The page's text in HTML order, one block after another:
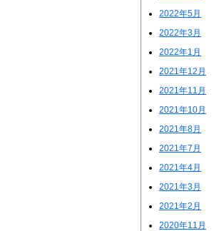
2022年5月
2022年3月
2022年1月
2021年12月
2021年11月
2021年10月
2021年8月
2021年7月
2021年4月
2021年3月
2021年2月
2020年11月